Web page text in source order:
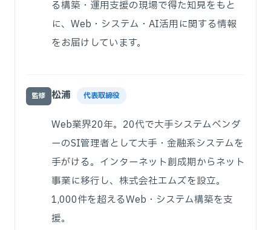
る構築・運用支援の現場で得た知見をもと
に、Web・システム・AI活用に関する情報
をお届けしています。
監修 松浦 代表取締役
Web業界20年。20代で大手システムベンダ
ーのSI管理者として大手・金融系システムを
手がける。インターネット創成期からネット
事業に移行し、株式会社エムズを設立。
1,000件を超えるWeb・システム構築を支
援。